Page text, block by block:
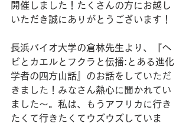
開催しました！たくさんの方にお越し
いただき誠にありがとうございます！
長浜バイオ大学の倉林先生より、『ヘ
ビとカエルとフクラと伝播:とある進化
学者の四方山話』のお話をしていただ
きました！みなさん熱心に聞かれてい
ました〜。私は、もうアフリカに行き
たくて行きたくてウズウズしていま